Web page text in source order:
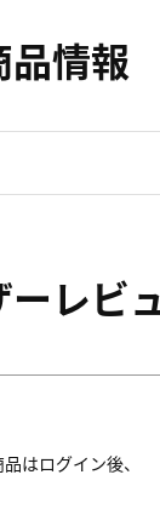
品情報
ーレビ
はログイン後、